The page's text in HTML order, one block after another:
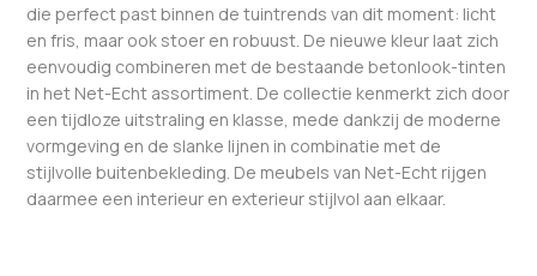
die perfect past binnen de tuintrends van dit moment: licht
en fris, maar ook stoer en robuust. De nieuwe kleur laat zich
eenvoudig combineren met de bestaande betonlook-tinten
in het Net-Echt assortiment. De collectie kenmerkt zich door
een tijdloze uitstraling en klasse, mede dankzij de moderne
vormgeving en de slanke lijnen in combinatie met de
stijlvolle buitenbekleding. De meubels van Net-Echt rijgen
daarmee een interieur en exterieur stijlvol aan elkaar.